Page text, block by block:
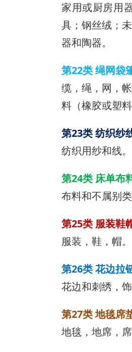
家用或厨房用
具；钢丝绒；
器和陶器。
第22类 绳网袋
缆，绳，网，
料（橡胶或塑
第23类 纺织纱
纺织用纱和线。
第24类 床单布
布料和不属别
第25类 服装鞋
服装，鞋，帽。
第26类 花边拉
花边和刺绣，
第27类 地毯席
地毯，地席，